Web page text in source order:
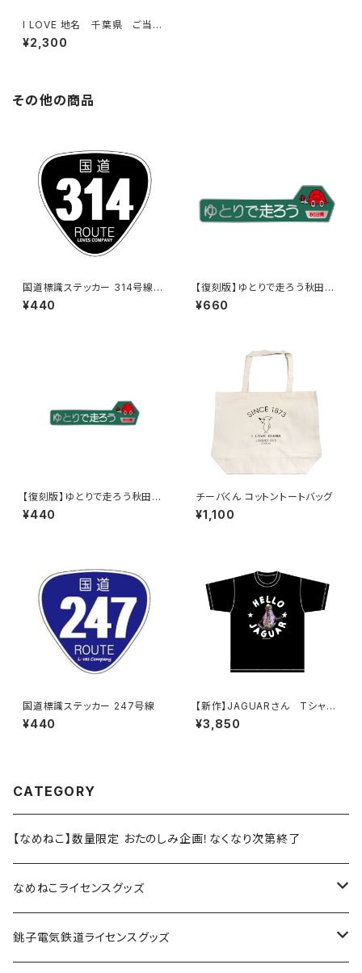
I LOVE 地名 千葉県 ご当
地 Tシャツ（C）Black
¥2,300
その他の商品
国道標識ステッカー 314号線
（ブラック）
¥440
【復刻版】ゆとりで走ろう秋田県
（緑）：ステッカー（大）
¥660
【復刻版】ゆとりで走ろう秋田県
（緑）：ステッカー
¥440
チーバくん コットントートバッグ
¥1,100
国道標識ステッカー 247号線
¥440
【新作】JAGUARさん Tシャツ
（HELLO JAGUAR）Black
¥3,850
CATEGORY
【なめねこ】数量限定 おたのしみ企画！なくなり次第終了
なめねこライセンスグッズ
Tシャツ
銚子電気鉄道ライセンスグッズ